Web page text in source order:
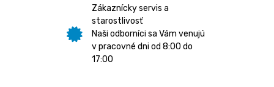
Zákaznícky servis a
starostlivosť
Naši odborníci sa Vám venujú
v pracovné dni od 8:00 do
17:00